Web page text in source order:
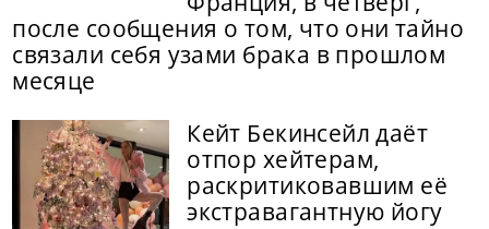
после сообщения о том, что они тайно
связали себя узами брака в прошлом
месяце
Кейт Бекинсейл даёт
отпор хейтерам,
раскритиковавшим её
экстравагантную йогу